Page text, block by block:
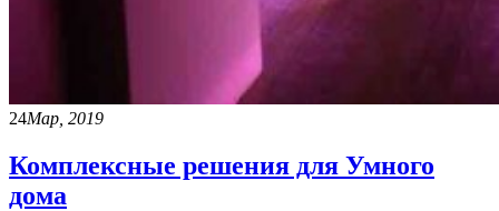
24Мар, 2019
Комплексные решения для Умного
дома